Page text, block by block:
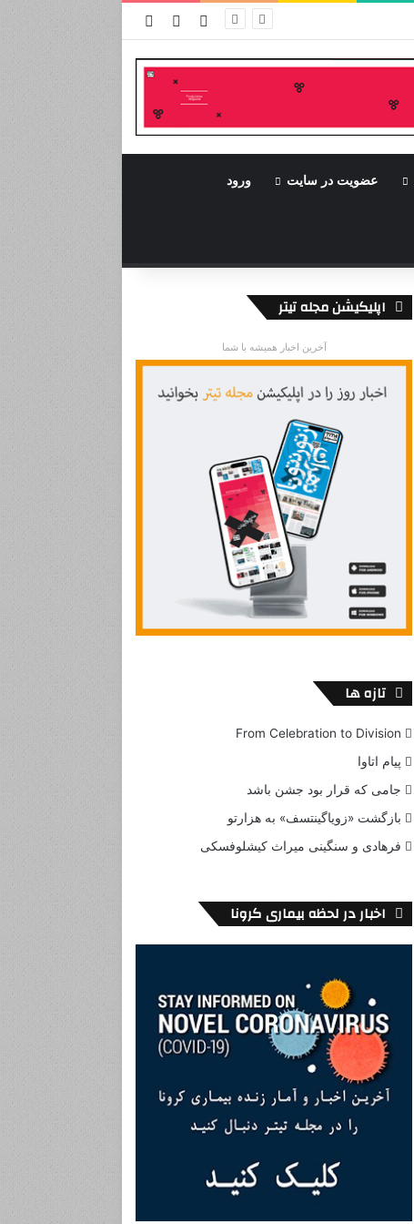
ورود نوشته تصادفی
سایدبار
عضویت در سایت ورود
اپلیکیشن مجله تیتر
آخرین اخبار همیشه با شما
تازه ها
From Celebration to Division
پیام اتاوا
جامی که قرار بود جشن باشد
بازگشت «زویاگینتسف» به هزارتو
فرهادی و سنگینی میراث کیشلوفسکی
اخبار در لحظه بیماری کرونا